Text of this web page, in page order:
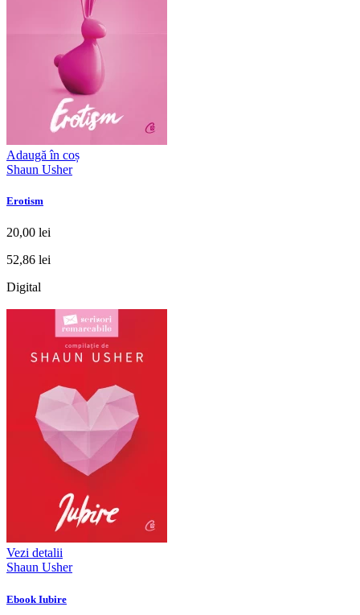
Adaugă în coș
Shaun Usher
Erotism
20,00 lei
52,86 lei
Digital
Vezi detalii
Shaun Usher
Ebook Iubire